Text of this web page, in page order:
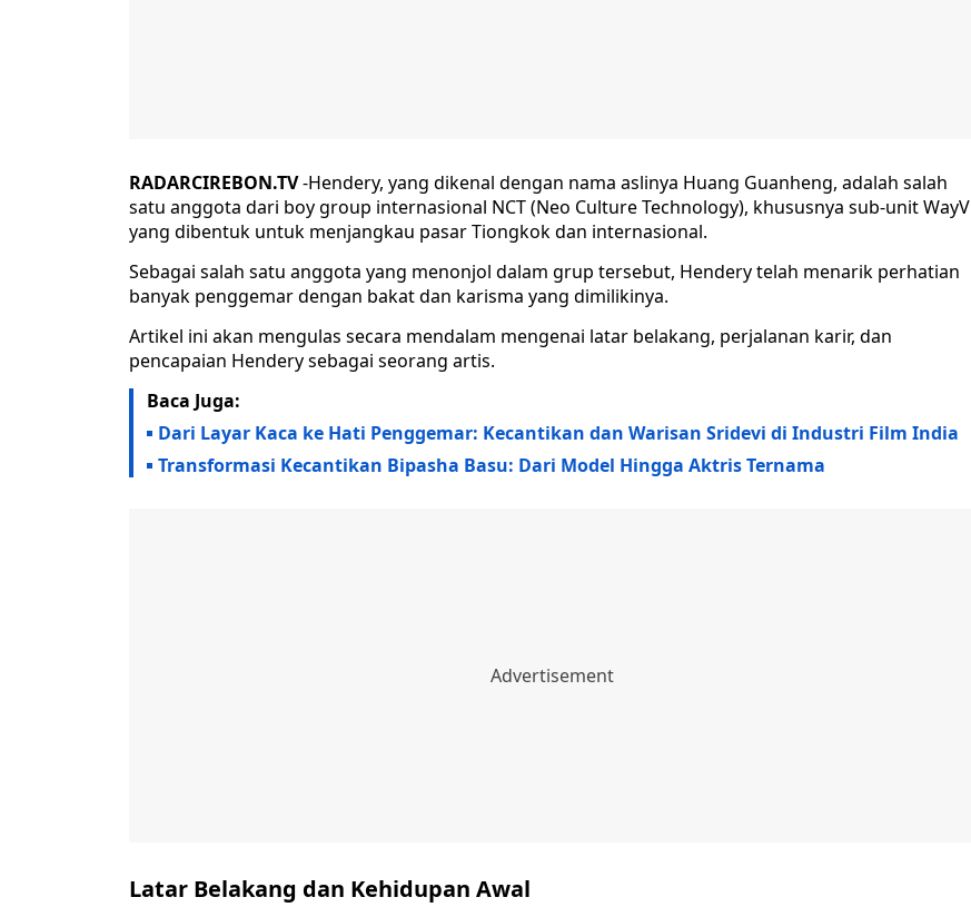
RADARCIREBON.TV-Hendery, yang dikenal dengan nama aslinya Huang Guanheng, adalah salah
satu anggota dari boy group internasional NCT (Neo Culture Technology), khususnya sub-unit WayV
yang dibentuk untuk menjangkau pasar Tiongkok dan internasional.
Sebagai salah satu anggota yang menonjol dalam grup tersebut, Hendery telah menarik perhatian
banyak penggemar dengan bakat dan karisma yang dimilikinya.
Artikel ini akan mengulas secara mendalam mengenai latar belakang, perjalanan karir, dan
pencapaian Hendery sebagai seorang artis.
Baca Juga:
Dari Layar Kaca ke Hati Penggemar: Kecantikan dan Warisan Sridevi di Industri Film India
Transformasi Kecantikan Bipasha Basu: Dari Model Hingga Aktris Ternama
Latar Belakang dan Kehidupan Awal